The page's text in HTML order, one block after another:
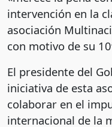
intervención en la
asociación
con motivo de su
El presidente del
iniciativa de esta
colaborar en el
internacional de la